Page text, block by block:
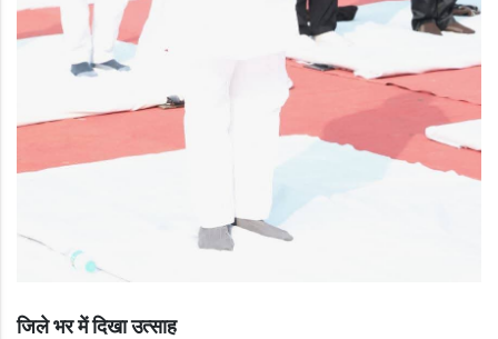
जिले भर में दिखा उत्साह